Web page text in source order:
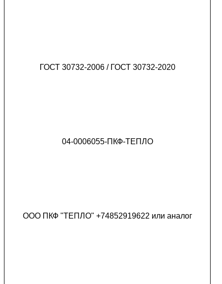
ГОСТ 30732-2006 / ГОСТ 30732-2020
04-0006055-ПКФ-ТЕПЛО
ООО ПКФ "ТЕПЛО" +74852919622 или аналог